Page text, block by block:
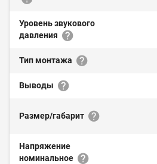
Уровень звукового
давления
Тип монтажа
Выводы
Размер/габарит
Напряжение
номинальное